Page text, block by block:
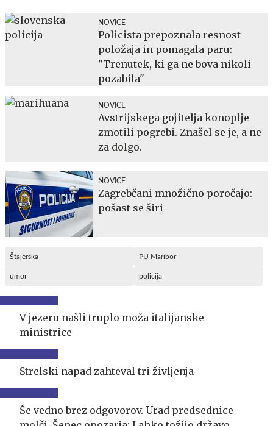
NOVICE
Policista prepoznala resnost
položaja in pomagala paru:
"Trenutek, ki ga ne bova nikoli
pozabila"
NOVICE
Avstrijskega gojitelja konoplje
zmotili pogrebi. Znašel se je, a ne
za dolgo.
NOVICE
Zagrebčani množično poročajo:
pošast se širi
Štajerska PU Maribor
umor policija
V jezeru našli truplo moža italijanske
ministrice
Strelski napad zahteval tri življenja
Še vedno brez odgovorov. Urad predsednice